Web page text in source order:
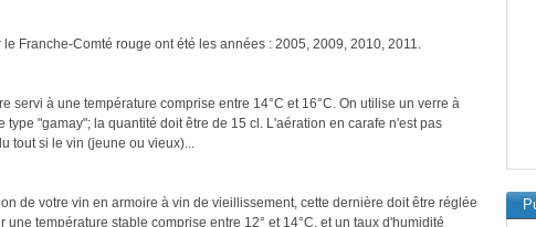
Franche-Comté rouge ont été les années : 2005, 2009, 2010, 2011.
servi à une température comprise entre 14°C et 16°C. On utilise un verre à
"gamay"; la quantité doit être de 15 cl. L'aération en carafe n'est pas
tout si le vin (jeune ou vieux)...
de votre vin en armoire à vin de vieillissement, cette dernière doit être réglée
une température stable comprise entre 12° et 14°C, et un taux d'humidité